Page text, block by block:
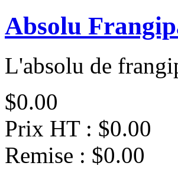
Absolu
L'absolu de
$0.00
Prix HT : $0.00
Remise : $0.00